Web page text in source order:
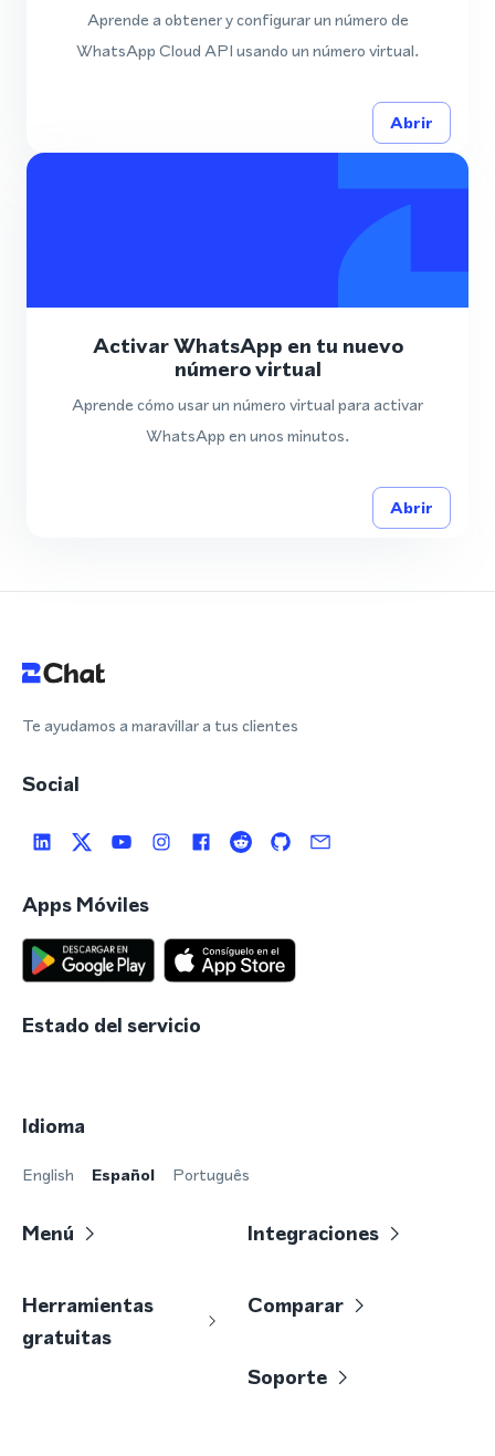
Aprende a obtener y configurar un número de
WhatsApp Cloud API usando un número virtual.
Abrir
Activar WhatsApp en tu nuevo
número virtual
Aprende cómo usar un número virtual para activar
WhatsApp en unos minutos.
Abrir
Te ayudamos a maravillar a tus clientes
Social
Apps Móviles
Estado del servicio
Idioma
English Español Português
Menú Integraciones
Herramientas
gratuitas
Comparar
Soporte